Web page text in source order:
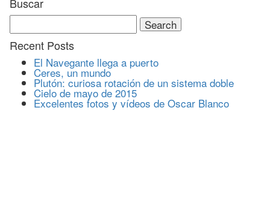
Search
for:
Recent Posts
El Navegante llega a puerto
Ceres, un mundo
Plutón: curiosa rotación de un sistema doble
Cielo de mayo de 2015
Excelentes fotos y vídeos de Oscar Blanco